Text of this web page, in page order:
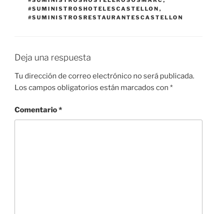
#SUMINISTROSHOTELESCASTELLON ,
#SUMINISTROSRESTAURANTESCASTELLON
Deja una respuesta
Tu dirección de correo electrónico no será publicada.
Los campos obligatorios están marcados con *
Comentario*